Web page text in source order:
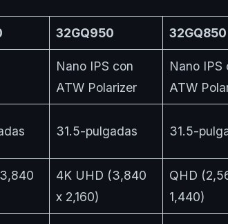
32GQ950 32GQ850
Nano IPS con
ATW Polarizer
Nano IPS
ATW
31.5-pulgadas 31.5-
4K UHD (3,840
x 2,160)
QHD
1,440)